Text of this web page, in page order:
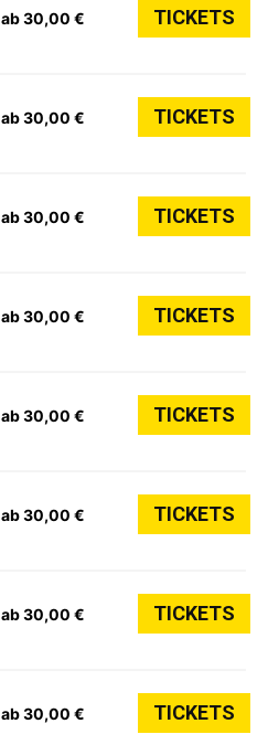
ab 30,00 € TICKETS
ab 30,00 € TICKETS
ab 30,00 € TICKETS
ab 30,00 € TICKETS
ab 30,00 € TICKETS
ab 30,00 € TICKETS
ab 30,00 € TICKETS
ab 30,00 € TICKETS